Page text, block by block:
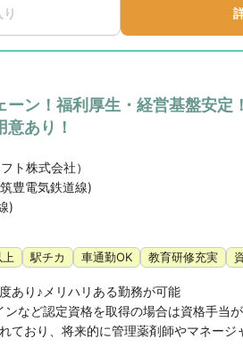
ーン！福利厚生・経営基盤安定
あり！
ト株式会社）
豊電気鉄道線)
)
駅チカ 車通勤OK 教育研修充実
あり♪メリハリある勤務が可能
など認定資格を取得の場合は資格手当が
おり、将来的に管理薬剤師やマネージ